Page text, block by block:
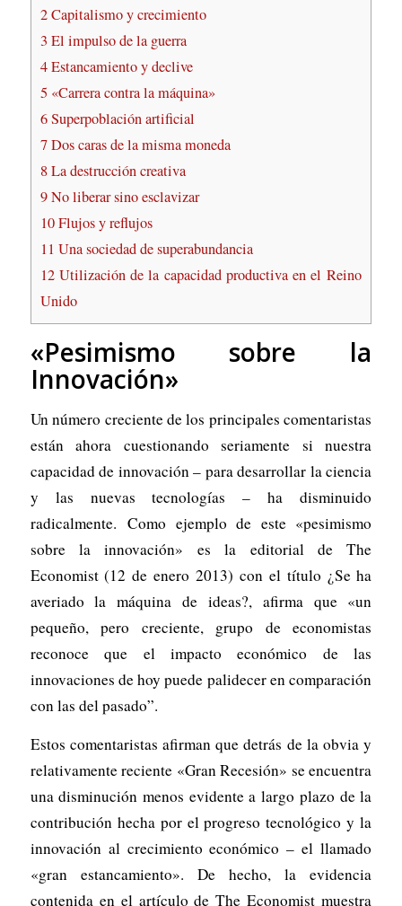
2Capitalismo y crecimiento
3 El impulso de la guerra
4Estancamiento y declive
5 «Carrera contra la máquina»
6Superpoblación artificial
7Dos caras de la misma moneda
8La destrucción creativa
9No liberar sino esclavizar
10Flujos y reflujos
11 Una sociedad de superabundancia
12Utilización de la capacidad productiva en el Reino
Unido
«Pesimismo sobre la
Innovación»
Un número creciente de los principales comentaristas
están ahora cuestionando seriamente si nuestra
capacidad de innovación – para desarrollar la ciencia
y las nuevas tecnologías – ha disminuido
radicalmente. Como ejemplo de este «pesimismo
sobre la innovación» es la editorial de The
Economist (12 de enero 2013) con el título ¿Se ha
averiado la máquina de ideas?, afirma que «un
pequeño, pero creciente, grupo de economistas
reconoce que el impacto económico de las
innovaciones de hoy puede palidecer en comparación
con las del pasado”.
Estos comentaristas afirman que detrás de la obvia y
relativamente reciente «Gran Recesión» se encuentra
una disminución menos evidente a largo plazo de la
contribución hecha por el progreso tecnológico y la
innovación al crecimiento económico – el llamado
«gran estancamiento». De hecho, la evidencia
contenida en el artículo de The Economist muestra